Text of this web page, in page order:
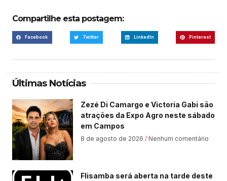
Compartilhe esta postagem:
Facebook Twitter LinkedIn Pinterest
Últimas Notícias
Zezé Di Camargo e Victoria Gabi são
atrações da Expo Agro neste sábado
em Campos
8 de agosto de 2026 Nenhum comentário
Flisamba será aberta na tarde deste